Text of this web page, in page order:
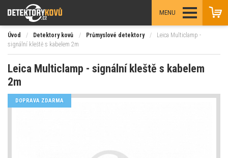
MENU
Úvod / Detektory kovů / Průmyslové detektory /
Leica Multiclamp -
signální kleště s kabelem 2m
Leica Multiclamp - signální kleště s kabelem
2m
DOPRAVA ZDARMA